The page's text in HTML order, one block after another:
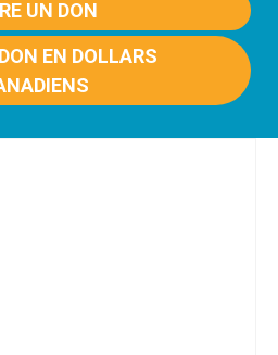
UN DON
EN DOLLARS